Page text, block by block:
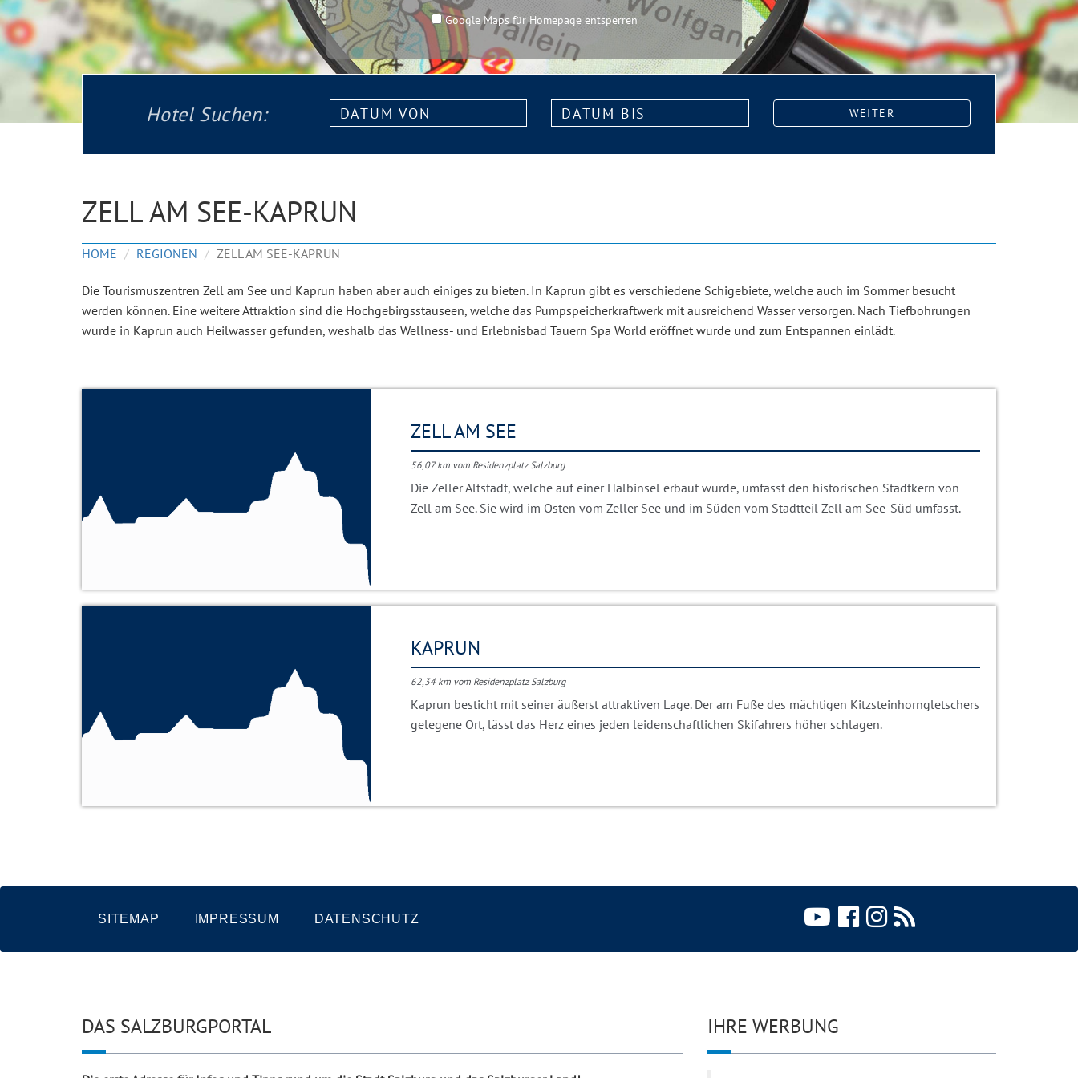
Google Maps für Homepage entsperren
Hotel Suchen:
Datum
von:
Datum
bis:
WEITER
ZELL AM SEE-KAPRUN
HOME REGIONEN ZELL AM SEE-KAPRUN
Die Tourismuszentren Zell am See und Kaprun haben aber auch einiges zu bieten. In Kaprun gibt es verschiedene Schigebiete, welche auch im Sommer besucht
werden können. Eine weitere Attraktion sind die Hochgebirgsstauseen, welche das Pumpspeicherkraftwerk mit ausreichend Wasser versorgen. Nach Tiefbohrungen
wurde in Kaprun auch Heilwasser gefunden, weshalb das Wellness- und Erlebnisbad Tauern Spa World eröffnet wurde und zum Entspannen einlädt.
ZELL AM SEE
56,07 km vom Residenzplatz Salzburg
Die Zeller Altstadt, welche auf einer Halbinsel erbaut wurde, umfasst den historischen Stadtkern von
Zell am See. Sie wird im Osten vom Zeller See und im Süden vom Stadtteil Zell am See-Süd umfasst.
KAPRUN
62,34 km vom Residenzplatz Salzburg
Kaprun besticht mit seiner äußerst attraktiven Lage. Der am Fuße des mächtigen Kitzsteinhorngletschers
gelegene Ort, lässt das Herz eines jeden leidenschaftlichen Skifahrers höher schlagen.
SITEMAP IMPRESSUM DATENSCHUTZ
DAS SALZBURGPORTAL IHRE WERBUNG